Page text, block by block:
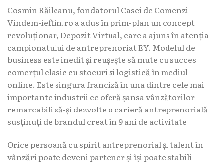
Cosmin Răileanu, fondatorul Casei de Comenzi
Vindem-ieftin.ro a adus în prim-plan un concept
revoluționar, Depozit Virtual, care a ajuns în atenția
campionatului de antreprenoriat EY. Modelul de
business este inedit și reușește să mute cu succes
comerțul clasic cu stocuri și logistică în mediul
online. Este singura franciză în una dintre cele mai
importante industrii ce oferă șansa vânzătorilor
remarcabili să-și dezvolte o carieră antreprenorială
susținuți de brandul creat în 9 ani de activitate
Orice persoană cu spirit antreprenorial și talent în
vânzări poate deveni partener și își poate stabili